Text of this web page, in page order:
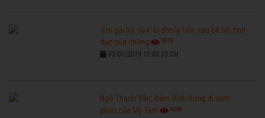
'Em gái trà sữa' bị đồn ly hôn sau bê bối tình
dục của chồng
6578
03/01/2019 12:03:33 CH
Ngô Thanh Vân, Đàm Vĩnh Hưng đi xem
phim của Mỹ Tâm
6260